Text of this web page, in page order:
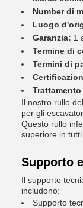
Number di
Luogo
Garanzia: 1
Termine di
Termini di
Il nostro rullo
per gli
Questo rullo
superiore in tutti
Supporto
Il supporto
includono:
Supporto